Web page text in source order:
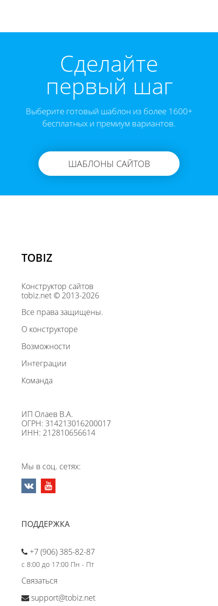
Cделайте
первый шаг
Выберите готовый шаблон из более 1600+
бесплатных и премиум вариантов.
ШАБЛОНЫ САЙТОВ
TOBIZ
Конструктор сайтов
tobiz.net © 2013-2026
Все права защищены.
О конструкторе
Возможности
Интеграции
Команда
ИП Олаев В.А.
ОГРН: 314213016200017
ИНН: 212810656614
Мы в соц. сетях:
ПОДДЕРЖКА
+7 (906) 385-82-87
с 8:00 до 17:00 Пн - Пт
Связаться
support@tobiz.net